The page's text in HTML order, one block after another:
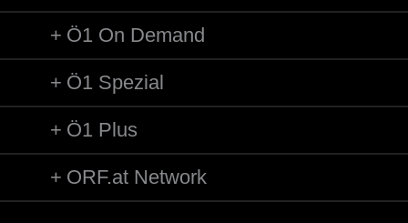
Ö1 On Demand
Ö1 Spezial
Ö1 Plus
ORF.at Network